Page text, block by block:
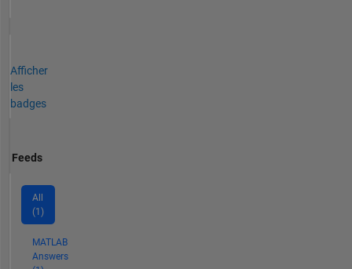
Afficher
les
badges
Feeds
All
(1)
MATLAB
Answers